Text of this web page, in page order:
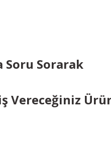
Soru Sorarak
Vereceğiniz